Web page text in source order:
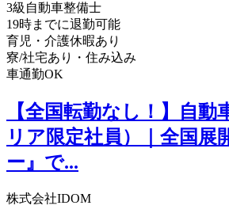
3級自動車整備士
19時までに退勤可能
育児・介護休暇あり
寮/社宅あり・住み込み
車通勤OK
【全国転勤なし！】自動
リア限定社員）｜全国展
ー』で...
株式会社IDOM